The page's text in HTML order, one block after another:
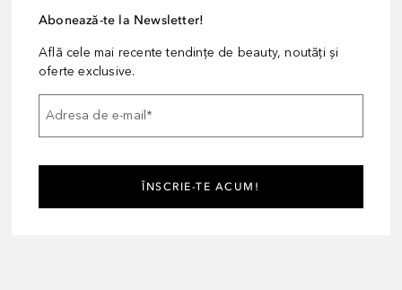
Abonează-te la Newsletter!
Află cele mai recente tendințe de beauty, noutăți și
oferte exclusive.
Adresa de e-mail*
ÎNSCRIE-TE ACUM!